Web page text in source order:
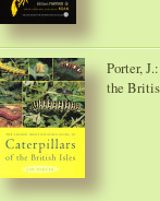
Porter,
the